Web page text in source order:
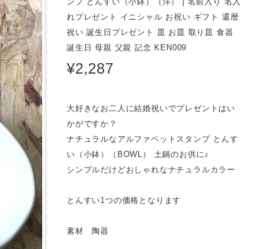
れプレゼント イニシャル お祝い ギフト 還暦
祝い 誕生日プレゼント 皿 お皿 取り皿 食器
誕生日 母親 父親 記念 KEN009
¥2,287
大好きなお二人に結婚祝いでプレゼントはい
かがですか？
ナチュラルなアルファベットスタンプ とんす
い（小鉢）（BOWL） 土鍋のお供に♪
シンプルだけどおしゃれなナチュラルカラー
とんすい1つの価格となります
素材 陶器